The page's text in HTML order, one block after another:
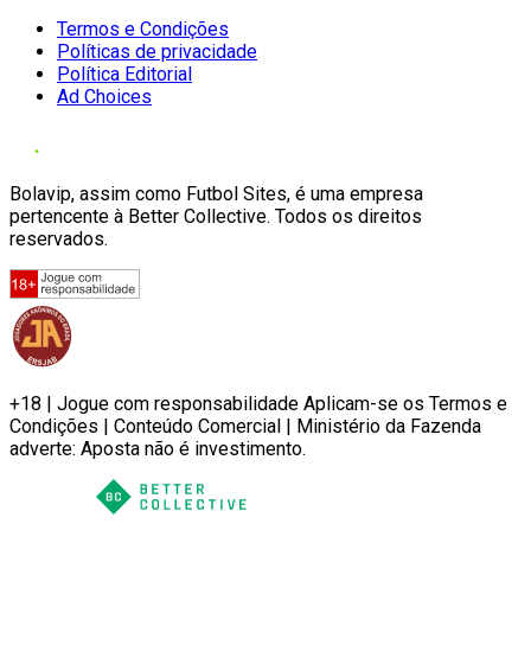
Termos e Condições
Políticas de privacidade
Política Editorial
Ad Choices
Bolavip, assim como Futbol Sites, é uma empresa
pertencente à Better Collective. Todos os direitos
reservados.
+18 | Jogue com responsabilidade Aplicam-se os Termos e
Condições | Conteúdo Comercial | Ministério da Fazenda
adverte: Aposta não é investimento.